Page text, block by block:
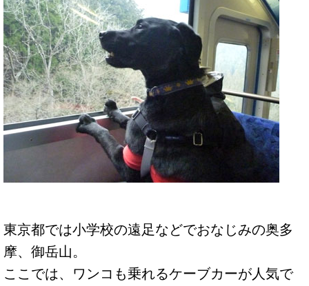
東京都では小学校の遠足などでおなじみの奥多
摩、御岳山。
ここでは、ワンコも乗れるケーブカーが人気で